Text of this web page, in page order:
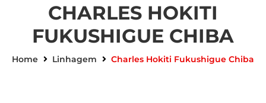
CHARLES HOKITI
FUKUSHIGUE CHIBA
Home Linhagem Charles Hokiti Fukushigue Chiba